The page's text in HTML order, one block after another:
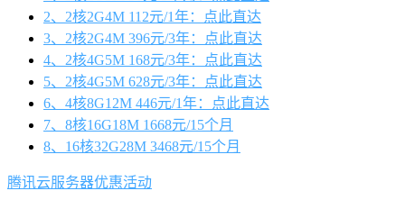
2、2核2G4M 112元/1年：点此直达
3、2核2G4M 396元/3年：点此直达
4、2核4G5M 168元/3年：点此直达
5、2核4G5M 628元/3年：点此直达
6、4核8G12M 446元/1年：点此直达
7、8核16G18M 1668元/15个月
8、16核32G28M 3468元/15个月
腾讯云服务器优惠活动